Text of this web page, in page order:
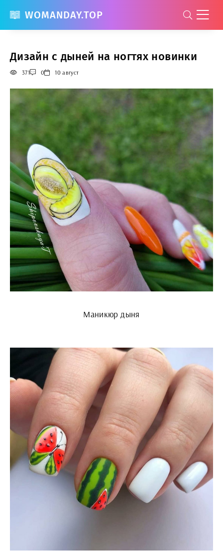
WOMANDAY.TOP
Дизайн с дыней на ногтях новинки
371 0 10 август
Маникюр дыня